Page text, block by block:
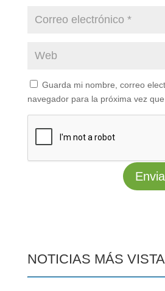
Guarda mi nombre, correo
navegador para la próxima vez
NOTICIAS MÁS